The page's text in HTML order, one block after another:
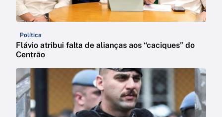
Política
Flávio atribui falta de alianças aos “caciques” do
Centrão